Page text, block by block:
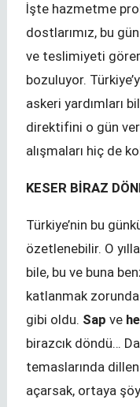
İşte hazmetme
dostlarımız, bu
ve teslimiyeti
bozuluyor.
askeri yardımları
direktifini o gün
alışmaları hiç de
KESER BİRAZ
Türkiye’nin bu
özetlenebilir. O
bile, bu ve buna
katlanmak
gibi oldu. Sap ve
birazcık döndü…
temaslarında
açarsak, ortaya